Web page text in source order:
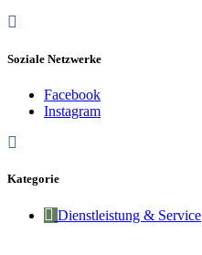
Soziale Netzwerke
Facebook
Instagram
Kategorie
Dienstleistung & Service